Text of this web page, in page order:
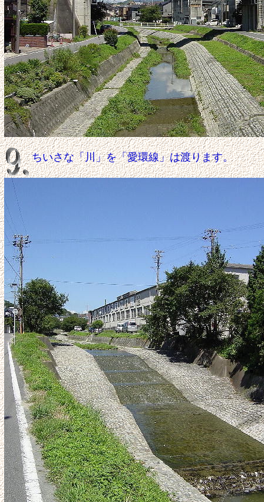
ちいさな「川」を「愛環線」は渡ります。